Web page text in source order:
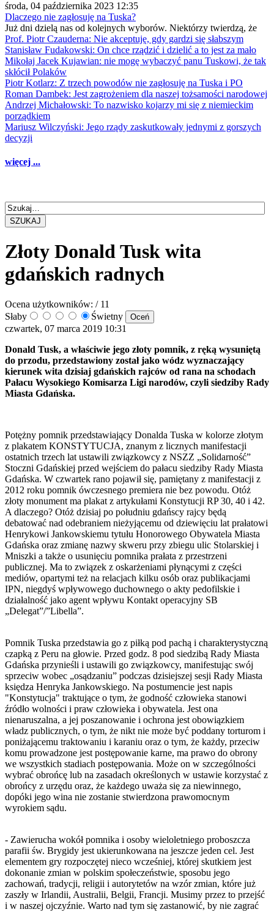
środa, 04 października 2023 12:35
Dlaczego nie zagłosuję na Tuska?
Już dni dzielą nas od kolejnych wyborów. Niektórzy twierdzą, że
Prof. Piotr Czauderna: Nie akceptuję, gdy gardzi się słabszym
Stanisław Fudakowski: On chce rządzić i dzielić a to jest za mało
Mikołaj Jacek Kujawian: nie mogę wybaczyć panu Tuskowi, że tak
skłócił Polaków
Piotr Kotlarz: Z trzech powodów nie zagłosuję na Tuska i PO
Roman Dambek: Jest zagrożeniem dla naszej tożsamości narodowej
Andrzej Michałowski: To nazwisko kojarzy mi się z niemieckim
porządkiem
Mariusz Wilczyński: Jego rządy zaskutkowały jednymi z gorszych
decyzji
więcej ...
SZUKAJ
Złoty Donald Tusk wita
gdańskich radnych
Ocena użytkowników: / 11
Słaby
Świetny
czwartek, 07 marca 2019 10:31
Donald Tusk, a właściwie jego złoty pomnik, z ręką wysuniętą
do przodu, przedstawiony został jako wódz wyznaczający
kierunek wita dzisiaj gdańskich rajców od rana na schodach
Pałacu Wysokiego Komisarza Ligi narodów, czyli siedziby Rady
Miasta Gdańska.
Potężny pomnik przedstawiający Donalda Tuska w kolorze złotym
z plakatem KONSTYTUCJA, znanym z licznych manifestacji
ostatnich trzech lat ustawili związkowcy z NSZZ „Solidarność”
Stoczni Gdańskiej przed wejściem do pałacu siedziby Rady Miasta
Gdańska. W czwartek rano pojawił się, pamiętany z manifestacji z
2012 roku pomnik ówczesnego premiera nie bez powodu. Otóż
złoty monument ma plakat z artykułami Konstytucji RP 30, 40 i 42.
A dlaczego? Otóż dzisiaj po południu gdańscy rajcy będą
debatować nad odebraniem nieżyjącemu od dziewięciu lat prałatowi
Henrykowi Jankowskiemu tytułu Honorowego Obywatela Miasta
Gdańska oraz zmianę nazwy skweru przy zbiegu ulic Stolarskiej i
Mniszki a także o usunięciu pomnika prałata z przestrzeni
publicznej. Ma to związek z oskarżeniami płynącymi z części
mediów, opartymi też na relacjach kilku osób oraz publikacjami
IPN, niegdyś wpływowego duchownego o akty pedofilskie i
działalność jako agent wpływu Kontakt operacyjny SB
„Delegat”/”Libella”.
Pomnik Tuska przedstawia go z piłką pod pachą i charakterystyczną
czapką z Peru na głowie. Przed godz. 8 pod siedzibą Rady Miasta
Gdańska przynieśli i ustawili go związkowcy, manifestując swój
sprzeciw wobec „osądzaniu” podczas dzisiejszej sesji Rady Miasta
księdza Henryka Jankowskiego. Na postumencie jest napis
"Konstytucja" traktujące o tym, że godność człowieka stanowi
źródło wolności i praw człowieka i obywatela. Jest ona
nienaruszalna, a jej poszanowanie i ochrona jest obowiązkiem
władz publicznych, o tym, że nikt nie może być poddany torturom i
poniżającemu traktowaniu i karaniu oraz o tym, że każdy, przeciw
komu prowadzone jest postępowanie karne, ma prawo do obrony
we wszystkich stadiach postępowania. Może on w szczególności
wybrać obrońcę lub na zasadach określonych w ustawie korzystać z
obrońcy z urzędu oraz, że każdego uważa się za niewinnego,
dopóki jego wina nie zostanie stwierdzona prawomocnym
wyrokiem sądu.
- Zawierucha wokół pomnika i osoby wieloletniego proboszcza
parafii św. Brygidy jest ukierunkowana na jeszcze jeden cel. Jest
elementem gry rozpoczętej nieco wcześniej, której skutkiem jest
dokonanie zmian w polskim społeczeństwie, sposobu jego
zachowań, tradycji, religii i autorytetów na wzór zmian, które już
zaszły w Irlandii, Australii, Belgii, Francji. Musimy przez to przejść
i w naszej ojczyźnie. Warto nad tym się zastanowić, by nie zagrać